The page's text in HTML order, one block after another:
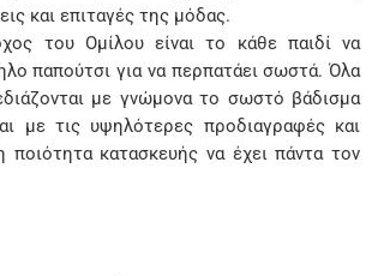
και επιταγές της μόδας.
του Ομίλου είναι το κάθε παιδί να
παπούτσι για να περπατάει σωστά. Όλα
με γνώμονα το σωστό βάδισμα
με τις υψηλότερες προδιαγραφές και
ποιότητα κατασκευής να έχει πάντα τον